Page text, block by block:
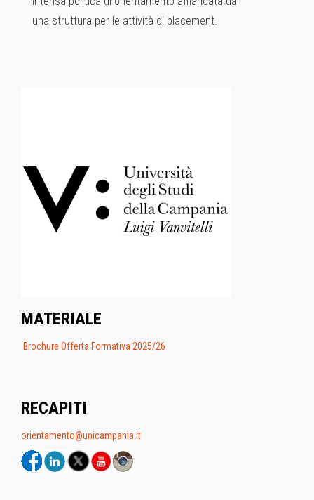
una struttura per le attività di placement.
MATERIALE
Brochure Offerta Formativa 2025/26
RECAPITI
orientamento@unicampania.it